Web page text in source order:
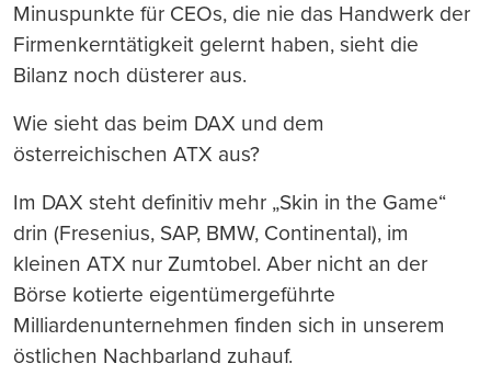
Minuspunkte für CEOs, die nie das Handwerk der
Firmenkerntätigkeit gelernt haben, sieht die
Bilanz noch düsterer aus.
Wie sieht das beim DAX und dem
österreichischen ATX aus?
Im DAX steht definitiv mehr „Skin in the Game“
drin (Fresenius, SAP, BMW, Continental), im
kleinen ATX nur Zumtobel. Aber nicht an der
Börse kotierte eigentümergeführte
Milliardenunternehmen finden sich in unserem
östlichen Nachbarland zuhauf.